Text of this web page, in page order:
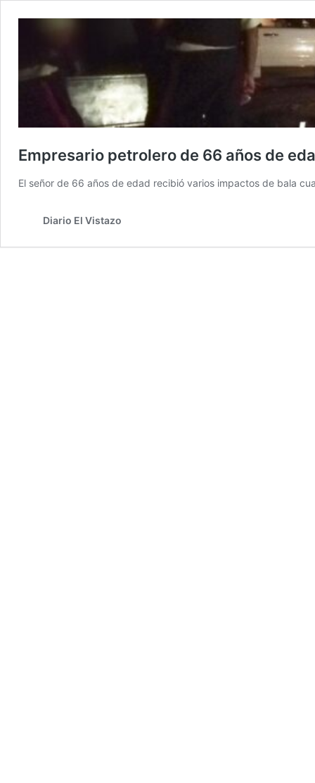
Empresario petrolero de 66 años de
El señor de 66 años de edad recibió varios impactos de bala
Diario El Vistazo